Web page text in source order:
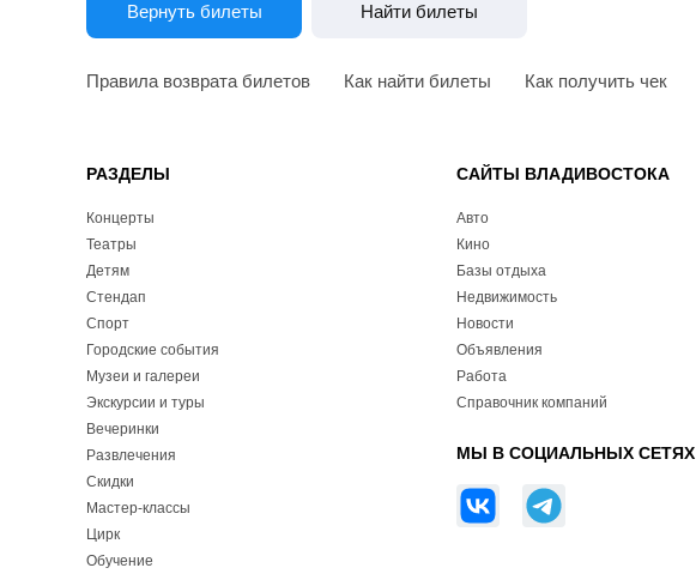
Вернуть билеты Найти билеты
Правила возврата билетов Как найти билеты Как получить чек
РАЗДЕЛЫ
Концерты
Театры
Детям
Стендап
Спорт
Городские события
Музеи и галереи
Экскурсии и туры
Вечеринки
Развлечения
Скидки
Мастер-классы
Цирк
Обучение
САЙТЫ ВЛАДИВОСТОКА
Авто
Кино
Базы отдыха
Недвижимость
Новости
Объявления
Работа
Справочник компаний
МЫ В СОЦИАЛЬНЫХ СЕТЯХ